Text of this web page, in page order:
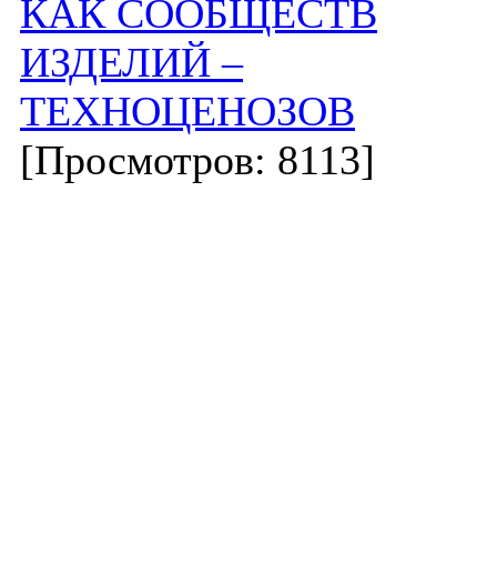
КАК СООБЩЕСТВ
ИЗДЕЛИЙ –
ТЕХНОЦЕНОЗОВ
[Просмотров: 8113]